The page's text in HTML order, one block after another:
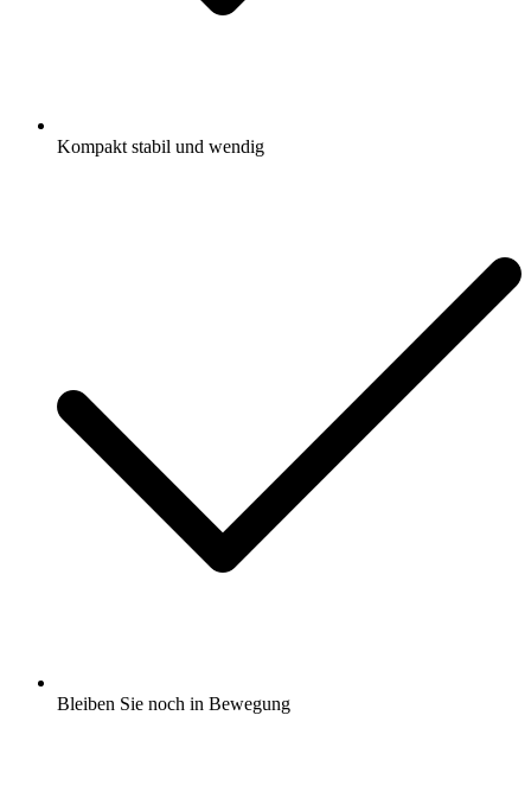
Kompakt stabil und wendig
Bleiben Sie noch in Bewegung